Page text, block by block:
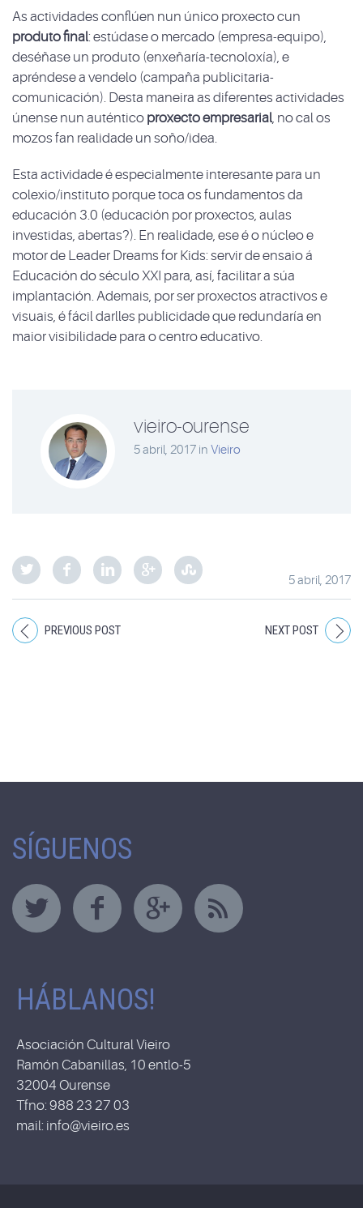
As actividades conflúen nun único proxecto cun
produto final: estúdase o mercado (empresa-equipo),
deséñase un produto (enxeñaría-tecnoloxía), e
apréndese a vendelo (campaña publicitaria-
comunicación). Desta maneira as diferentes actividades
únense nun auténtico proxecto empresarial , no cal os
mozos fan realidade un soño/idea.
Esta actividade é especialmente interesante para un
colexio/instituto porque toca os fundamentos da
educación 3.0 (educación por proxectos, aulas
investidas, abertas?). En realidade, ese é o núcleo e
motor de Leader Dreams for Kids: servir de ensaio á
Educación do século XXI para, así, facilitar a súa
implantación. Ademais, por ser proxectos atractivos e
visuais, é fácil darlles publicidade que redundaría en
maior visibilidade para o centro educativo.
vieiro-ourense
5 abril, 2017 in Vieiro
5 abril, 2017
PREVIOUS POST NEXT POST
SÍGUENOS
HÁBLANOS!
Asociación Cultural Vieiro
Ramón Cabanillas, 10 entlo-5
32004 Ourense
Tfno: 988 23 27 03
mail: info@vieiro.es